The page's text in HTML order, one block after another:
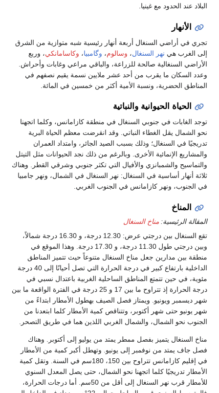
البلاد عند الحدود مع غينيا.
الأنهار
تجري في أراضي السنغال أربعة أنهار رئيسية شبه متوازية من الشرق
إلى الغرب هي نهر السنغال، وسالوم، وگامبيا، وكاسامانكي، وربع
الأراضي السنغالية صالحة للزراعة، والباقي مراعي وغابات وأحراش.
وعدد السكان ما يقرب من أحد عشر ملايين نسمة يقيم نصفهم في
المناطق الحضرية، ونسبة الأمية أكثر من خمسين في المائة.
الحياة الحيوانية والنباتية
توجد الغابات في جنوبي السنغال في منطقة كازامانس، وكلما اتجهنا
نحو الشمال يقل الغطاء النباتي. وقد انقرضت معظم الحياة البرية
تدريجيًا في السنغال؛ وذلك بسبب الصيد الجائر، وامتداد العمران
والمشاريع الإنمائية الأخرى. وبالرغم من ذلك نجد الحيوانات مثل التيتل
والتماسيح والشمبانزي والأفيال التي تكثر جنوبي وشرقي القطر. وهناك
ثلاثة أنهار أساسية في السنغال: نهر السنغال في الشمال، ونهر جامبيا
في الجنوب، ونهر كازامانس في الجنوب الغربي.
المناخ
المقالة الرئيسية: مناخ السنغال
تقع السنغال بين درجتي عرض: 12.30 درجة، و 16.30 درجة شمالاً،
وبين درجتي طول 11.30 درجة، و 17.30 درجة. وهذا الموقع في
منطقة بين مدارين جعل مناخ السنغال متنوعاً حيث تتميز المناطق
الداخلية بارتفاع كبير في درجة الحرارة التي تصل أحيانًا إلى 40 درجة
مئوية، في حين تتمتع المناطق الساحلية الغربية باعتدال نسبي في
درجة الحرارة إذ تتراوح ما بين 17 و 25 درجة في الفترة الواقعة ما بين
شهر ديسمبر ويونيو. ويمتاز فصل الصيف بهطول الأمطار ابتداءً من
شهر يونيو حتى شهر أكتوبر، وتتناقص كمية الأمطار كلما ابتعدنا من
الجنوب نحو الشمال، والشمال الغربي اللذين هما في طريق التصحر.
مناخ السنغال يتميز بفصل ممطر يمتد من يوليو إلى أكتوبر. وهناك
فصل جاف يمتد من نوفمبر إلى يونيو. وتهطل أكبر كمية من الأمطار
في إقليم كازامانس تتراوح بين 150، 180سم في السنة. وتقل كمية
الأمطار تدريجيًا كلما اتجهنا نحو الشمال، حتى يصل المعدل السنوي
للأمطار قرب نهر السنغال إلى أقل من 50سم. أما درجات الحرارة،